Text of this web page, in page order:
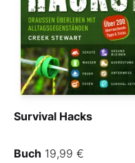
Survival Hacks
Buch 19,99 €